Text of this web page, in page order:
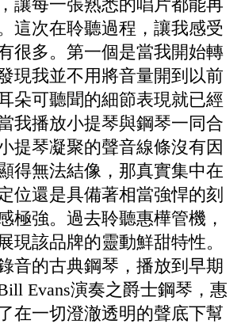
讓每一張熟悉的唱片都能再
這次在聆聽過程，讓我感受
很多。第一個是當我開始轉
現我並不用將音量開到以前
朵可聽聞的細節表現就已經
我播放小提琴與鋼琴一同合
提琴凝聚的聲音線條沒有因
得無法結像，那真實集中在
位還是具備著相當強悍的刻
極強。過去聆聽惠樺管機，
現該品牌的靈動鮮甜特性。
音的古典鋼琴，播放到早期
Evans演奏之爵士鋼琴，惠
在一切澄澈透明的聲底下幫